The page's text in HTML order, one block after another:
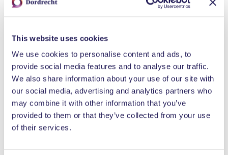
This website uses cookies
We use cookies to personalise content and ads, to
provide social media features and to analyse our traffic.
We also share information about your use of our site with
our social media, advertising and analytics partners who
may combine it with other information that you’ve
provided to them or that they’ve collected from your use
of their services.
Vriesestraat 122
Boekwinkels & cadeaus
Singel 344
Delicatessen &